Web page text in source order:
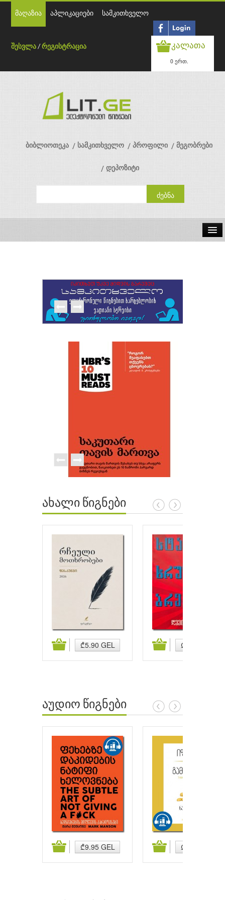
მაღაზია აპლიკაციები სამკითხველო
შესვლა /რეგისტრაცია კალათა
0 ერთ.
ბიბლიოთეკა სამკითხველო პროფილი მეგობრები
დეპოზიტი
გამომცემლობები
ახალი წიგნები
₾5.90 GEL ₾5.90 GEL
კალათაში დამატება კალათაში დამატება
აუდიო წიგნები
₾9.95 GEL ₾9.95 GEL
კალათაში დამატება კალათაში დამატება